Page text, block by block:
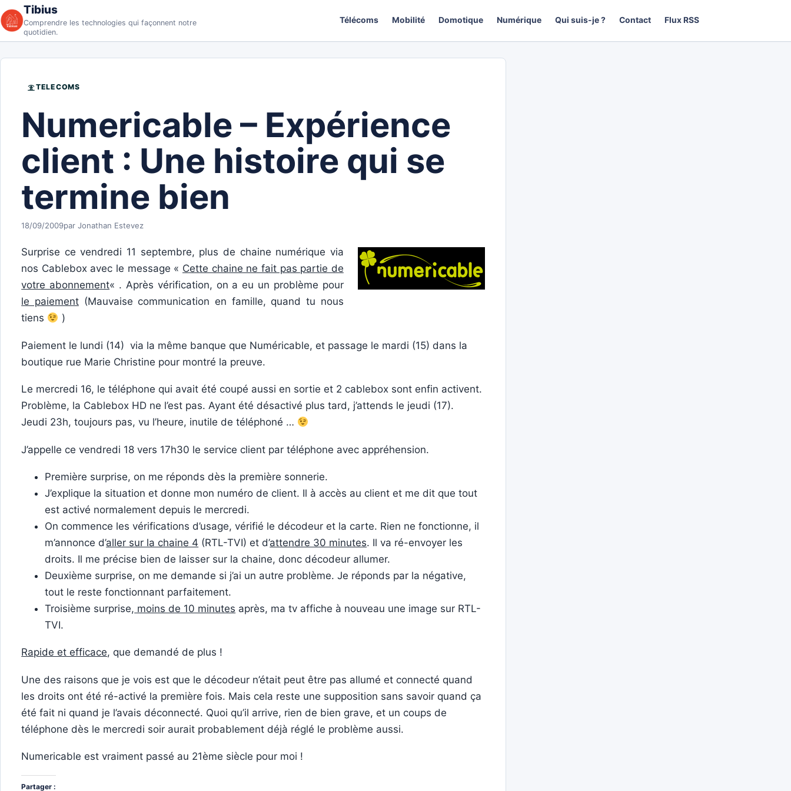
Aller au contenu
Tibius
Comprendre les technologies qui façonnent notre
quotidien.
Télécoms Mobilité Domotique Numérique Qui suis-je ? Contact Flux RSS
TELECOMS
Numericable – Expérience
client : Une histoire qui se
termine bien
18/09/2009par Jonathan Estevez
Surprise ce vendredi 11 septembre, plus de chaine numérique via
nos Cablebox avec le message « Cette chaine ne fait pas partie de
votre abonnement« . Après vérification, on a eu un problème pour
le paiement(Mauvaise communication en famille, quand tu nous
tiens
)
Paiement le lundi (14) via la même banque que Numéricable, et passage le mardi (15) dans la
boutique rue Marie Christine pour montré la preuve.
Le mercredi 16, le téléphone qui avait été coupé aussi en sortie et 2 cablebox sont enfin activent.
Problème, la Cablebox HD ne l’est pas. Ayant été désactivé plus tard, j’attends le jeudi (17).
Jeudi 23h, toujours pas, vu l’heure, inutile de téléphoné …
J’appelle ce vendredi 18 vers 17h30 le service client par téléphone avec appréhension.
Première surprise, on me réponds dès la première sonnerie.
J’explique la situation et donne mon numéro de client. Il à accès au client et me dit que tout
est activé normalement depuis le mercredi.
On commence les vérifications d’usage, vérifié le décodeur et la carte. Rien ne fonctionne, il
m’annonce d’aller sur la chaine 4 (RTL-TVI) et d’attendre 30 minutes. Il va ré-envoyer les
droits. Il me précise bien de laisser sur la chaine, donc décodeur allumer.
Deuxième surprise, on me demande si j’ai un autre problème. Je réponds par la négative,
tout le reste fonctionnant parfaitement.
Troisième surprise, moins de 10 minutes après, ma tv affiche à nouveau une image sur RTL-
TVI.
Rapide et efficace, que demandé de plus !
Une des raisons que je vois est que le décodeur n’était peut être pas allumé et connecté quand
les droits ont été ré-activé la première fois. Mais cela reste une supposition sans savoir quand ça
été fait ni quand je l’avais déconnecté. Quoi qu’il arrive, rien de bien grave, et un coups de
téléphone dès le mercredi soir aurait probablement déjà réglé le problème aussi.
Numericable est vraiment passé au 21ème siècle pour moi !
Partager :